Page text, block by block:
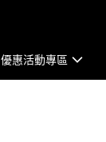
優惠活動專區